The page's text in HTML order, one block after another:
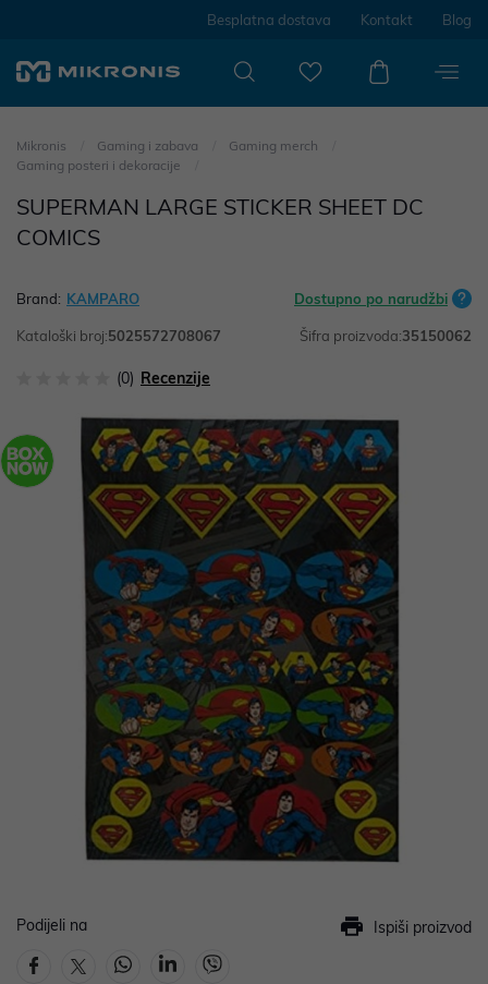
Besplatna dostava Kontakt Blog
Mikronis Gaming i zabava
Gaming merch
Gaming posteri i dekoracije
SUPERMAN LARGE STICKER SHEET DC
COMICS
Brand: KAMPARO Dostupno po narudžbi
Kataloški broj:5025572708067 Šifra proizvoda:35150062
(0) Recenzije
Podijeli na Ispiši proizvod